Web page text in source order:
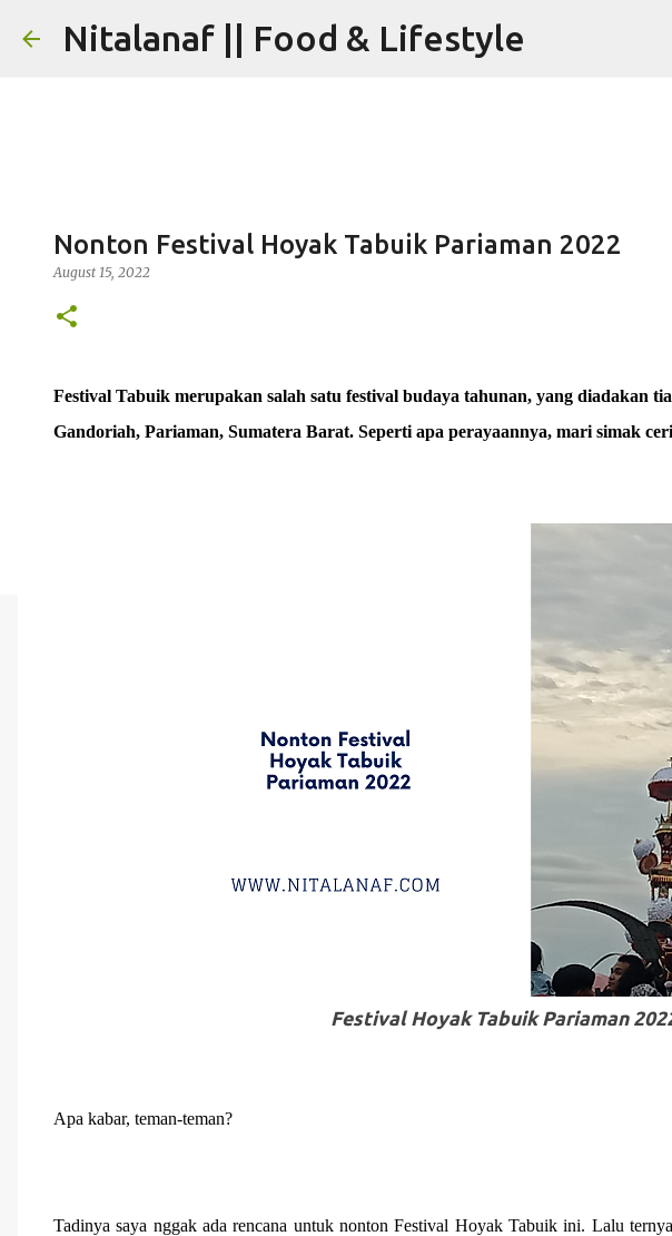
Nitalanaf || Food & Lifestyle
Nonton Festival Hoyak Tabuik Pariaman 2022
August 15, 2022
Festival Tabuik merupakan salah satu festival budaya tahunan, yang diadakan
Gandoriah, Pariaman, Sumatera Barat. Seperti apa perayaannya, mari simak
Festival Hoyak Tabuik Pariaman
Apa kabar, teman-teman?
Tadinya saya nggak ada rencana untuk nonton Festival Hoyak Tabuik ini. Lalu